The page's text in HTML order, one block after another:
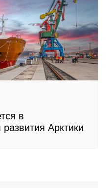
в
Арктики